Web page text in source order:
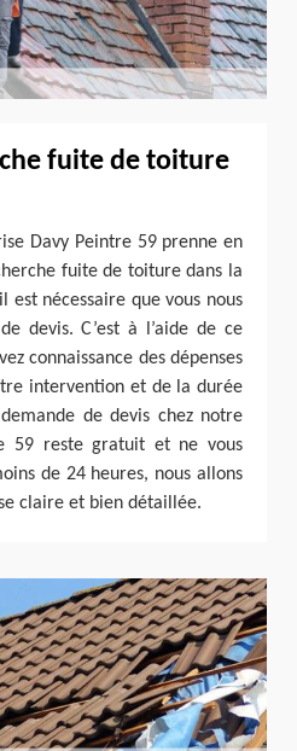
fuite de toiture
Davy Peintre 59 prenne en
fuite de toiture dans la
est nécessaire que vous nous
devis. C’est à l’aide de ce
connaissance des dépenses
intervention et de la durée
de devis chez notre
59 reste gratuit et ne vous
de 24 heures, nous allons
claire et bien détaillée.